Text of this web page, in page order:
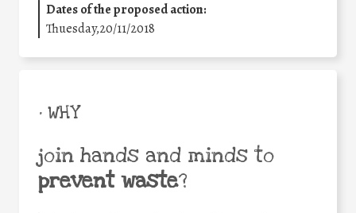
Dates of the proposed action:
Thuesday,20/11/2018
• WHY
join hands and minds to
prevent waste?